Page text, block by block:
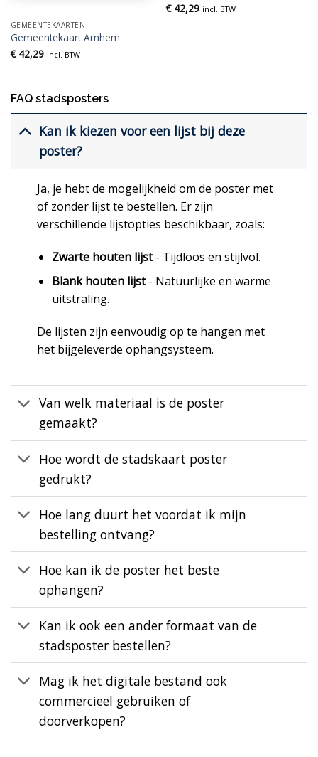
GEMEENTEKAARTEN
Gemeentekaart Arnhem
€42,29 incl. BTW
€42,29 incl. BTW
FAQ stadsposters
Kan ik kiezen voor een lijst bij deze
poster?
Ja, je hebt de mogelijkheid om de poster met
of zonder lijst te bestellen. Er zijn
verschillende lijstopties beschikbaar, zoals:
Zwarte houten lijst- Tijdloos en stijlvol.
Blank houten lijst- Natuurlijke en warme
uitstraling.
De lijsten zijn eenvoudig op te hangen met
het bijgeleverde ophangsysteem.
Van welk materiaal is de poster
gemaakt?
Hoe wordt de stadskaart poster
gedrukt?
Hoe lang duurt het voordat ik mijn
bestelling ontvang?
Hoe kan ik de poster het beste
ophangen?
Kan ik ook een ander formaat van de
stadsposter bestellen?
Mag ik het digitale bestand ook
commercieel gebruiken of
doorverkopen?